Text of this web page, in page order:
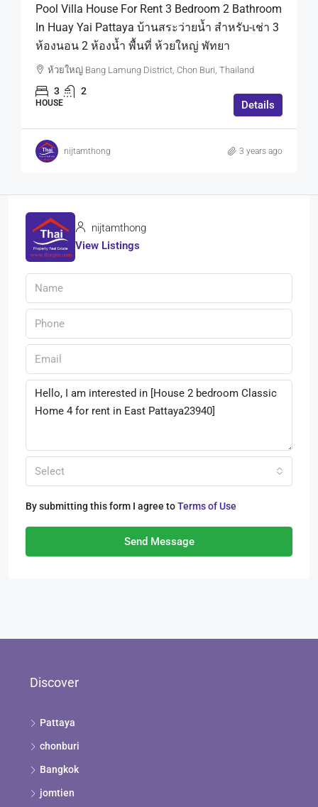
Pool Villa House For Rent 3 Bedroom 2 Bathroom
In Huay Yai Pattaya บ้านสระว่ายน้ำ สำหรับ-เช่า 3
ห้องนอน 2 ห้องน้ำ พื้นที่ ห้วยใหญ่ พัทยา
ห้วยใหญ่ Bang Lamung District, Chon Buri, Thailand
3 2
HOUSE Details
nijtamthong 3 years ago
nijtamthong
View Listings
Select
By submitting this form I agree toTerms of Use
Send Message
Discover
Pattaya
chonburi
Bangkok
jomtien